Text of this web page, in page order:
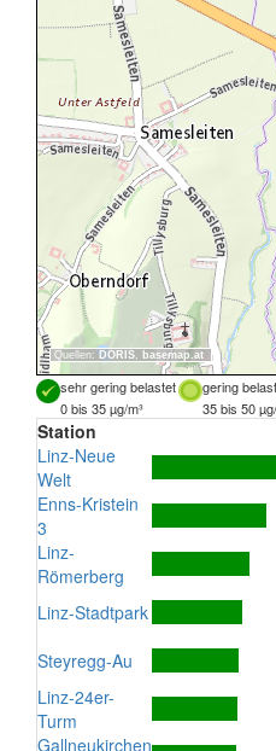
Quellen: DORIS, basemap.at
sehr gering belastet gering
0 bis 35 µg/m³
35 bis 50
Station
Linz-Neue
Welt
Enns-Kristein
3
Linz-
Römerberg
Linz-Stadtpark
Steyregg-Au
Linz-24er-
Turm
Gallneukirchen